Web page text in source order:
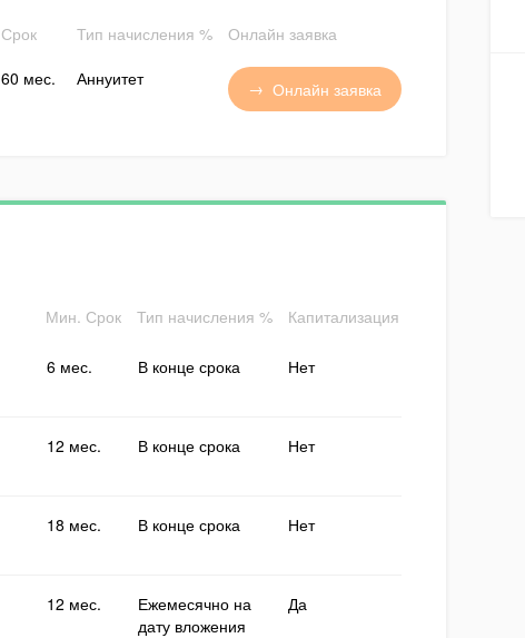
Срок
60 мес.
Тип начисления %
Аннуитет
Онлайн заявка
Онлайн заявка
Мин. Срок Тип начисления % Капитализация
6 мес. В конце срока Нет
12 мес. В конце срока Нет
18 мес. В конце срока Нет
12 мес.
Ежемесячно на
дату вложения
Да